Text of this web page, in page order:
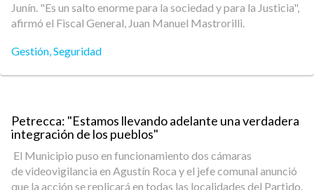
Junín. "Es un salto enorme para la sociedad y para la Justicia",
afirmó el Fiscal General, Juan Manuel Mastrorilli.
Gestión,Seguridad
Petrecca: "Estamos llevando adelante una verdadera
integración de los pueblos"
El Municipio puso en funcionamiento dos cámaras
de videovigilancia en Agustín Roca y el jefe comunal anunció
que la acción se replicará en todas las localidades del Partido.